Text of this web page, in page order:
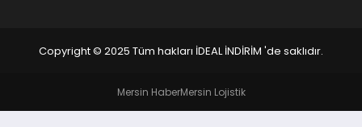
Copyright © 2025 Tüm hakları İDEAL İNDİRİM 'de saklıdır.
Mersin HaberMersin Lojistik